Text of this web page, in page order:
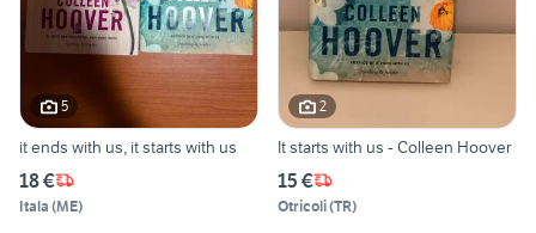
5
it ends with us, it starts with us
18 €
Itala (ME)
2
It starts with us - Colleen Hoover
15 €
Otricoli(TR)